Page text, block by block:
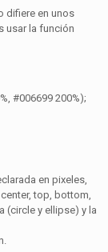
difiere en unos
usar la función
#006699 200%);
en pixeles,
top, bottom,
(circle y ellipse) y la